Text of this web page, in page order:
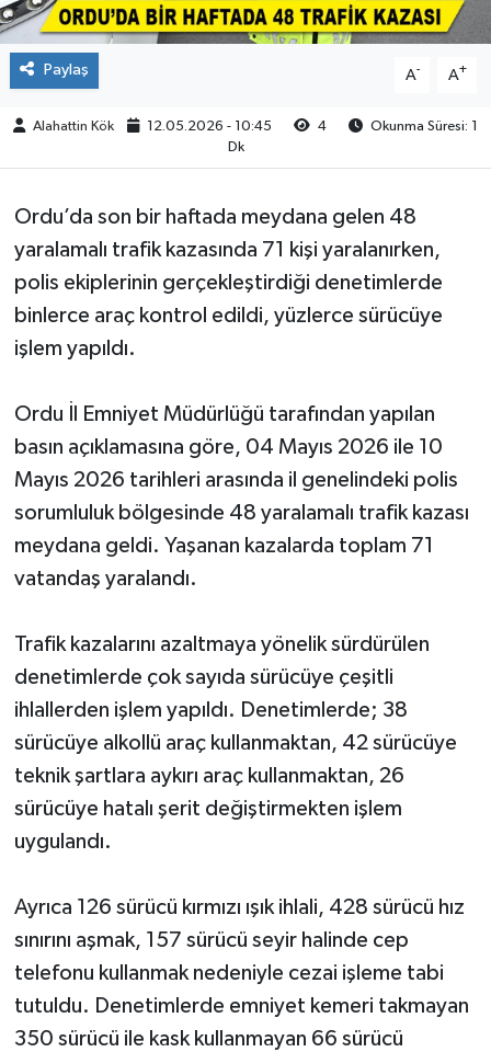
Paylaş A- A+
Alahattin Kök 12.05.2026 - 10:45 4
Okunma Süresi: 1
Dk
Ordu’da son bir haftada meydana gelen 48
yaralamalı trafik kazasında 71 kişi yaralanırken,
polis ekiplerinin gerçekleştirdiği denetimlerde
binlerce araç kontrol edildi, yüzlerce sürücüye
işlem yapıldı.
Ordu İl Emniyet Müdürlüğü tarafından yapılan
basın açıklamasına göre, 04 Mayıs 2026 ile 10
Mayıs 2026 tarihleri arasında il genelindeki polis
sorumluluk bölgesinde 48 yaralamalı trafik kazası
meydana geldi. Yaşanan kazalarda toplam 71
vatandaş yaralandı.
Trafik kazalarını azaltmaya yönelik sürdürülen
denetimlerde çok sayıda sürücüye çeşitli
ihlallerden işlem yapıldı. Denetimlerde; 38
sürücüye alkollü araç kullanmaktan, 42 sürücüye
teknik şartlara aykırı araç kullanmaktan, 26
sürücüye hatalı şerit değiştirmekten işlem
uygulandı.
Ayrıca 126 sürücü kırmızı ışık ihlali, 428 sürücü hız
sınırını aşmak, 157 sürücü seyir halinde cep
telefonu kullanmak nedeniyle cezai işleme tabi
tutuldu. Denetimlerde emniyet kemeri takmayan
350 sürücü ile kask kullanmayan 66 sürücü
Spor